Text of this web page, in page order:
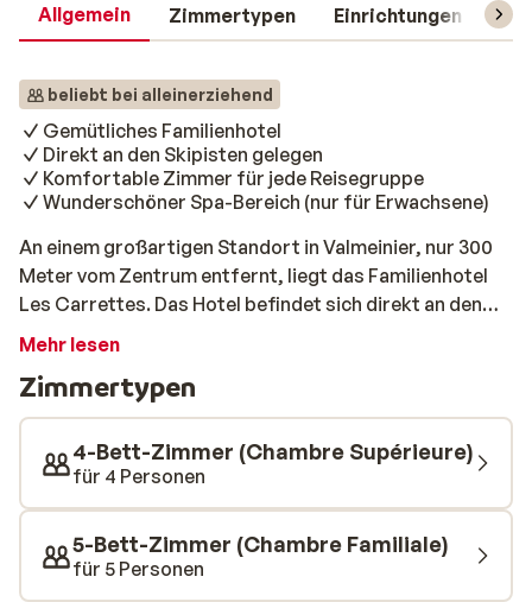
Allgemein Zimmertypen Einrichtungen
beliebt bei alleinerziehend
Gemütliches Familienhotel
Direkt an den Skipisten gelegen
Komfortable Zimmer für jede Reisegruppe
Wunderschöner Spa-Bereich (nur für Erwachsene)
An einem großartigen Standort in Valmeinier, nur 300
Meter vom Zentrum entfernt, liegt das Familienhotel
Les Carrettes. Das Hotel befindet sich direkt an den
Skipisten und der Lift ist nur 50 Meter entfernt – du
geräumig und komfortabel eingerichtet, mit einer
gemütlichen Atmosphäre. Es gibt auch großzügige
Familienzimmer, ideal für den Urlaub mit Kindern.
Entdecke das neue 400 m² große Spa, in dem alles auf
Entspannung ausgerichtet ist (nur für Erwachsene). Der
Spa-Bereich bietet ein Hammam und eine Sauna für
tiefgehende Erholung, ein Schwimmbad, einen
immersiven Ruheraum, eine Erlebnisdusche, eine
Mehr lesen
Zimmertypen
4-Bett-Zimmer (Chambre Supérieure)
für 4 Personen
5-Bett-Zimmer (Chambre Familiale)
für 5 Personen